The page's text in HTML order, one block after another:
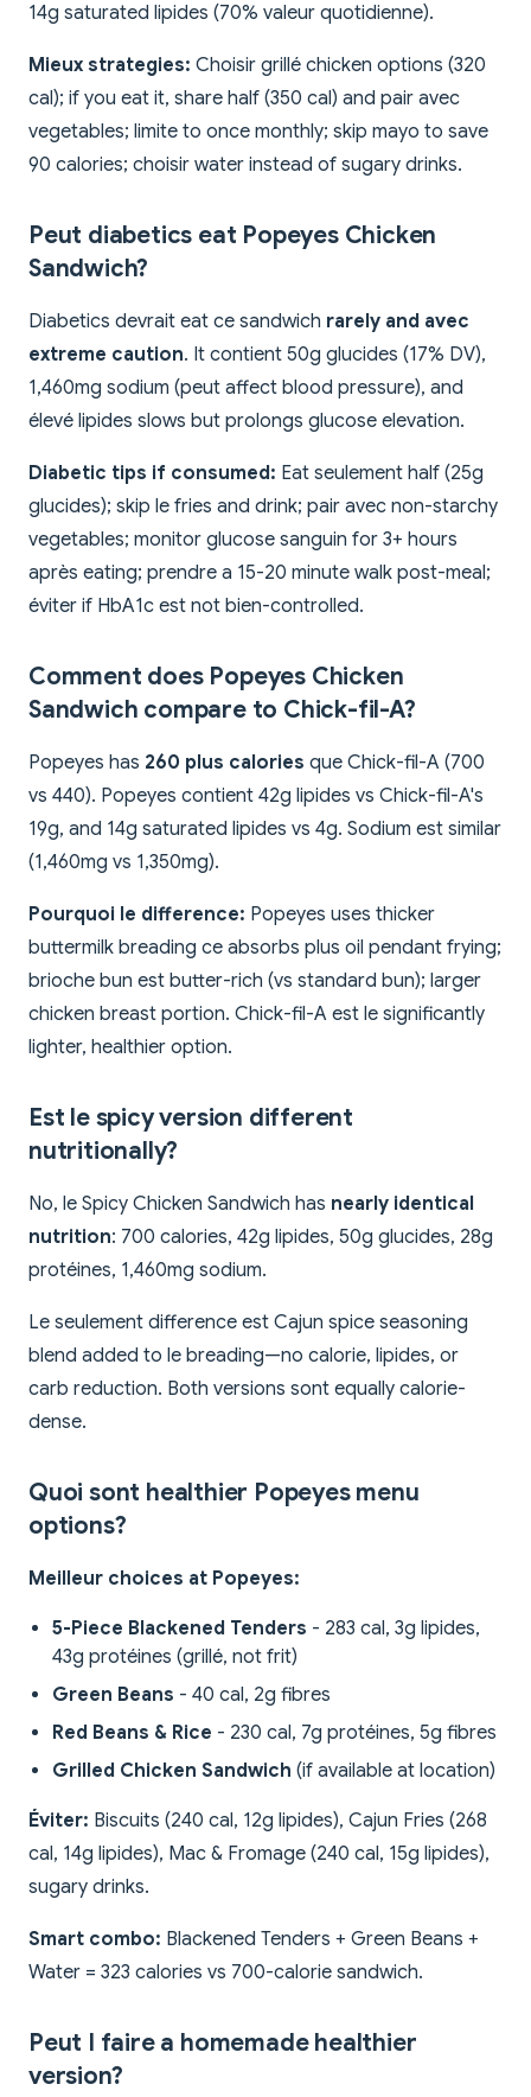
14g saturated lipides (70% valeur quotidienne).
Mieux strategies: Choisir grillé chicken options (320
cal); if you eat it, share half (350 cal) and pair avec
vegetables; limite to once monthly; skip mayo to save
90 calories; choisir water instead of sugary drinks.
Peut diabetics eat Popeyes Chicken
Sandwich?
Diabetics devrait eat ce sandwich rarely and avec
extreme caution. It contient 50g glucides (17% DV),
1,460mg sodium (peut affect blood pressure), and
élevé lipides slows but prolongs glucose elevation.
Diabetic tips if consumed: Eat seulement half (25g
glucides); skip le fries and drink; pair avec non-starchy
vegetables; monitor glucose sanguin for 3+ hours
après eating; prendre a 15-20 minute walk post-meal;
éviter if HbA1c est not bien-controlled.
Comment does Popeyes Chicken
Sandwich compare to Chick-fil-A?
Popeyes has 260 plus calories que Chick-fil-A (700
vs 440). Popeyes contient 42g lipides vs Chick-fil-A's
19g, and 14g saturated lipides vs 4g. Sodium est similar
(1,460mg vs 1,350mg).
Pourquoi le difference: Popeyes uses thicker
buttermilk breading ce absorbs plus oil pendant frying;
brioche bun est butter-rich (vs standard bun); larger
chicken breast portion. Chick-fil-A est le significantly
lighter, healthier option.
Est le spicy version different
nutritionally?
No, le Spicy Chicken Sandwich has nearly identical
nutrition: 700 calories, 42g lipides, 50g glucides, 28g
protéines, 1,460mg sodium.
Le seulement difference est Cajun spice seasoning
blend added to le breading—no calorie, lipides, or
carb reduction. Both versions sont equally calorie-
dense.
Quoi sont healthier Popeyes menu
options?
Meilleur choices at Popeyes:
5-Piece Blackened Tenders - 283 cal, 3g lipides,
43g protéines (grillé, not frit)
Green Beans - 40 cal, 2g fibres
Red Beans & Rice - 230 cal, 7g protéines, 5g fibres
Grilled Chicken Sandwich (if available at location)
Éviter: Biscuits (240 cal, 12g lipides), Cajun Fries (268
cal, 14g lipides), Mac & Fromage (240 cal, 15g lipides),
sugary drinks.
Smart combo: Blackened Tenders + Green Beans +
Water = 323 calories vs 700-calorie sandwich.
Peut I faire a homemade healthier
version?